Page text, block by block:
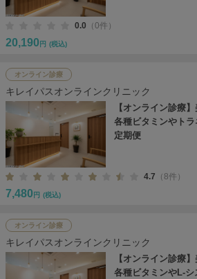
0.0 （0件）
20,190 円 (税込)
オンライン診療
キレイパスオンラインクリニック
【オンライン診療
各種ビタミンやト
定期便
4.7 （8件）
7,480 円 (税込)
オンライン診療
キレイパスオンラインクリニック
【オンライン診療
各種ビタミンやL-